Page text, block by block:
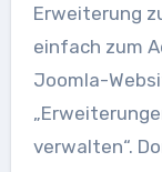
Erweiterung
einfach zum
Joomla-
verwalten“.